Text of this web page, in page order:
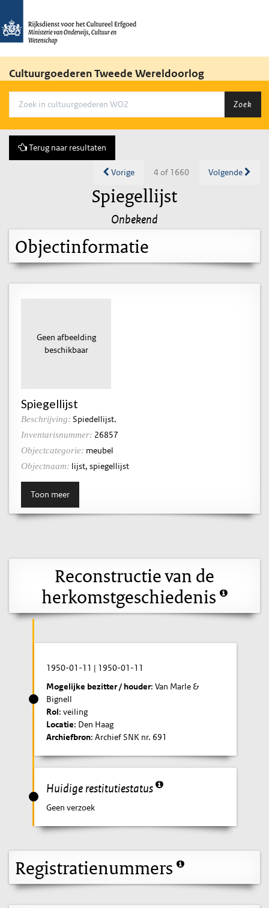
Cultuurgoederen Tweede Wereldoorlog
Zoek
Terug naar resultaten
Vorige 4 of 1660 Volgende
Spiegellijst
Onbekend
Objectinformatie
Geen afbeelding
beschikbaar
Spiegellijst
Beschrijving: Spiedellijst.
Inventarisnummer: 26857
Objectcategorie: meubel
Objectnaam: lijst, spiegellijst
Toon meer
Reconstructie van de
herkomstgeschiedenis
1950-01-11 | 1950-01-11
Mogelijke bezitter / houder: Van Marle &
Bignell
Rol: veiling
Locatie: Den Haag
Archiefbron: Archief SNK nr. 691
Huidige restitutiestatus
Geen verzoek
Registratienummers